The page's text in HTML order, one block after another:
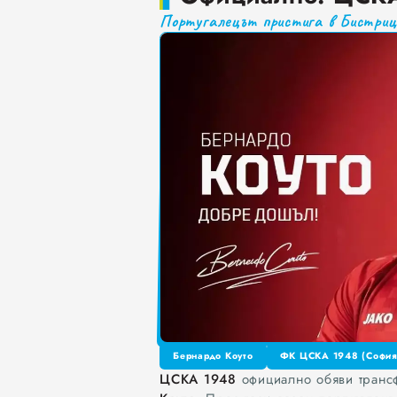
Как да постъпваме с
Публични са
Проверете бързо
Португалецът пристига в
Бернардо Коуто
Бернардо Коуто
ФК ЦСКА 1948
ФК ЦСКА 1948
ЦСКА 1948 официално обяви